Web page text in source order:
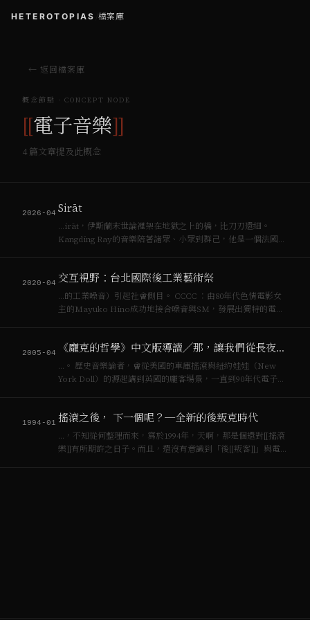
HETEROTOPIAS 檔案庫
← 返回檔案庫
概念節點 · CONCEPT NODE
[[電子音樂]]
4 篇文章提及此概念
2026-04 Sirāt
…irāt，伊斯蘭末世論裡架在地獄之上的橋，比刀刃還細。
Kangding Ray的音樂陪著諸眾、小眾到群己，他是一個法國電
粗糲質地壓…
2020-04 交互視野：台北國際後工業藝術祭
…的工業噪音）引起社會側目。 CCCC ：由80年代色情電影女
主的Mayuko Hino成功地接合噪音與SM，發展出獨特的電子
2005-04 《龐克的哲學》中文版導讀╱那，讓我們從長夜過後開始！
…。 歷史音樂論者，會從美國的車庫搖滾與紐約娃娃（New
York Doll）的源起講到英國的龐客場景，一直到90年代電子音
grrr…
1994-01 搖滾之後， 下一個呢？─全新的後叛克時代
…，不知從何整理而來，寫於1994年，天啊，那是個還對[[搖滾
樂]]有所期許之日子。而且，還沒有意識到「後[[叛客]]」與電